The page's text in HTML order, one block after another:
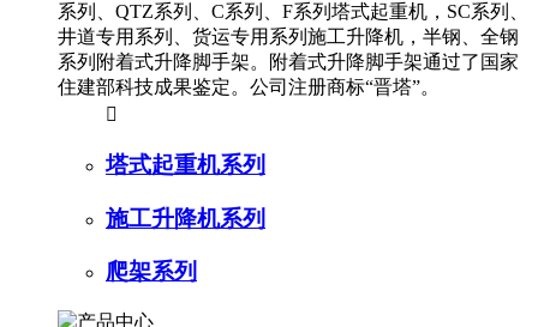
系列、QTZ系列、C系列、F系列塔式起重机，SC系列、
井道专用系列、货运专用系列施工升降机，半钢、全钢
系列附着式升降脚手架。附着式升降脚手架通过了国家
住建部科技成果鉴定。公司注册商标“晋塔”。

塔式起重机系列
施工升降机系列
爬架系列